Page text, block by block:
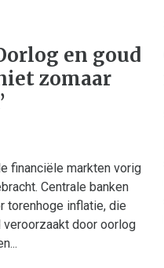
en goud
zomaar
financiële markten vorig
Centrale banken
torenhoge inflatie, die
door oorlog